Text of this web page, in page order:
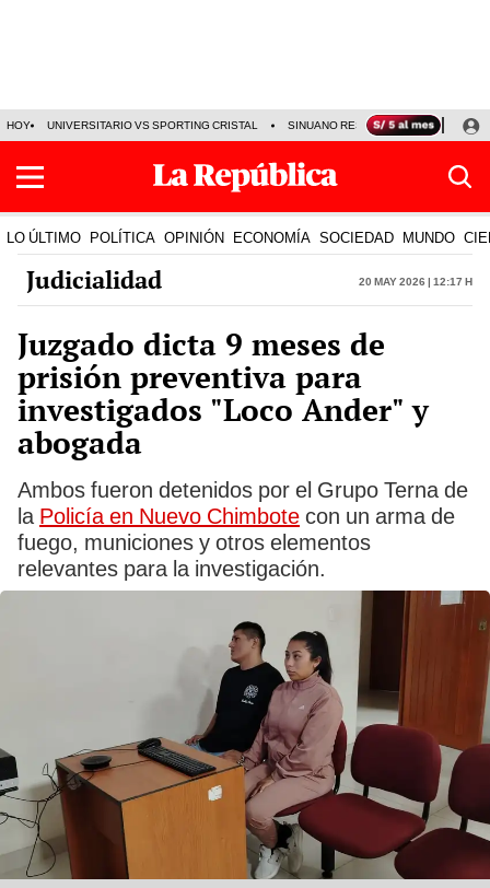
HOY UNIVERSITARIO VS SPORTING CRISTAL SINUANO RESULTADOS HOY
LO ÚLTIMO POLÍTICA OPINIÓN ECONOMÍA SOCIEDAD MUNDO
Judicialidad 20 May 2026 | 12:17 h
Juzgado dicta 9 meses de
prisión preventiva para
investigados "Loco Ander" y
abogada
Ambos fueron detenidos por el Grupo Terna de
la Policía en Nuevo Chimbote con un arma de
fuego, municiones y otros elementos
relevantes para la investigación.